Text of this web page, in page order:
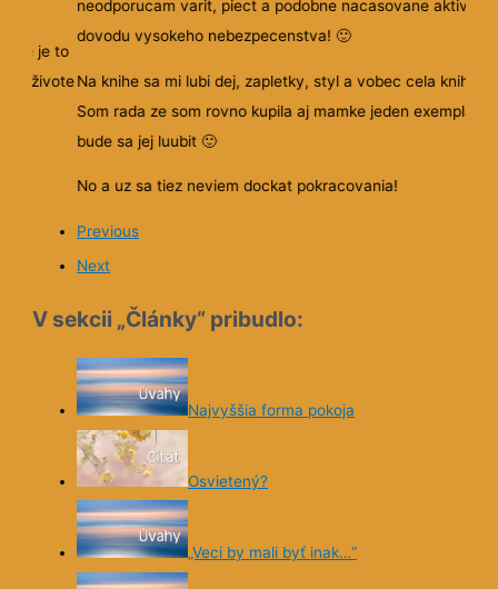
ale je to
živote
neodporucam varit, piect a podobne nacasovane aktivity z
dovodu vysokeho nebezpecenstva!🙂
Na knihe sa mi lubi dej, zapletky, styl a vobec cela kniha
Som rada ze som rovno kupila aj mamke jeden exemplar,
bude sa jej luubit🙂
No a uz sa tiez neviem dockat pokracovania!
Previous
Next
V sekcii „Články“ pribudlo:
Najvyššia forma pokoja
Osvietený?
„Veci by mali byť inak…“